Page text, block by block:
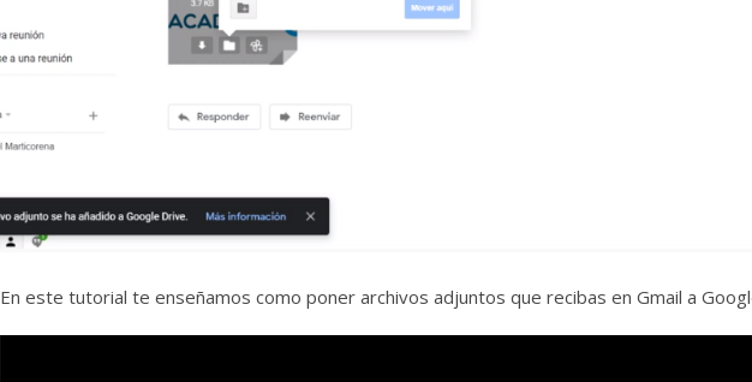
En este tutorial te enseñamos como poner archivos adjuntos que recibas en Gmail a